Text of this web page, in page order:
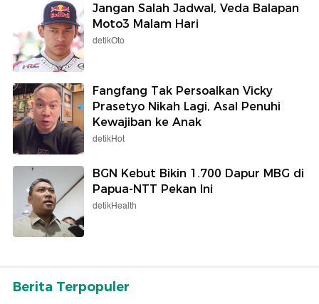
Jangan Salah Jadwal, Veda Balapan
Moto3 Malam Hari
detikOto
Fangfang Tak Persoalkan Vicky
Prasetyo Nikah Lagi, Asal Penuhi
Kewajiban ke Anak
detikHot
BGN Kebut Bikin 1.700 Dapur MBG di
Papua-NTT Pekan Ini
detikHealth
Berita Terpopuler